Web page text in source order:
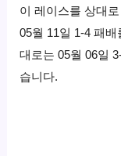
이 레이스를 상대
05월 11일 1-4 패
대로는 05월 06일
습니다.